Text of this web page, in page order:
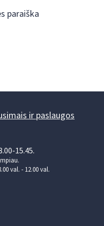
paraiška
ir paslaugos
15.45.
val. - 12.00 val.